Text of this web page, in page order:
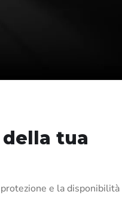
tua
e la disponibilità